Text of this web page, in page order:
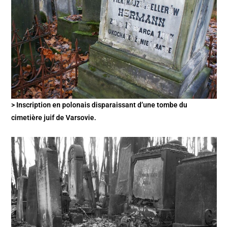
> Inscription en polonais disparaissant d’une tombe du
cimetière juif de Varsovie.